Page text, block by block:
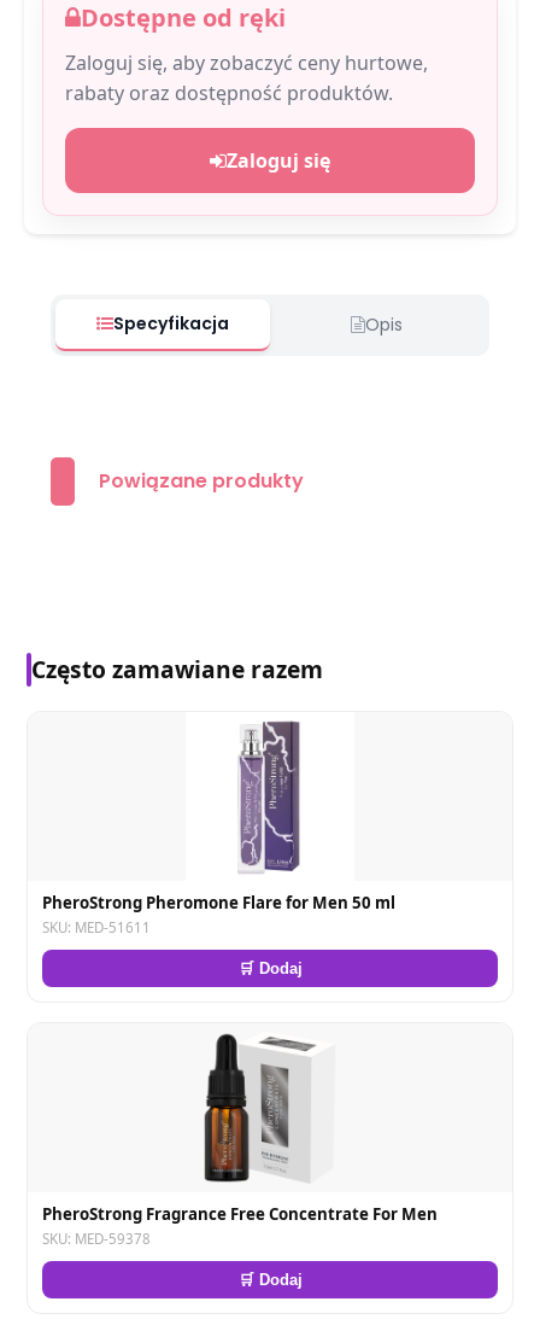
Dostępne od ręki
Zaloguj się, aby zobaczyć ceny hurtowe,
rabaty oraz dostępność produktów.
Zaloguj się
Specyfikacja Opis
Powiązane produkty
Często zamawiane razem
PheroStrong Pheromone Flare for Men 50 ml
SKU: MED-51611
🛒 Dodaj
PheroStrong Fragrance Free Concentrate For Men
SKU: MED-59378
🛒 Dodaj